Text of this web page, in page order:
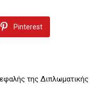
Pinterest
της Διπλωματικής